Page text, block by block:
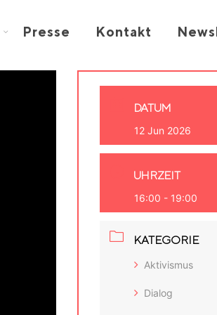
Presse Kontakt
DATUM
12 Jun 2026
UHRZEIT
16:00 - 19:00
KATEGORIE
Aktivismus
Dialog